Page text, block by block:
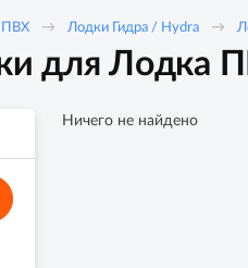
ПВХ Лодки Гидра / Hydra
для Лодка
Ничего не найдено